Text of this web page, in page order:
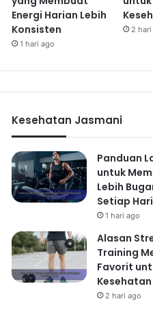
Energi Harian Lebih
Konsisten
1 hari ago
2
Kesehatan Jasmani
Panduan
untuk
Lebih
Setiap Hari
1 hari ago
Alasan
Training
Favorit
2 hari ago